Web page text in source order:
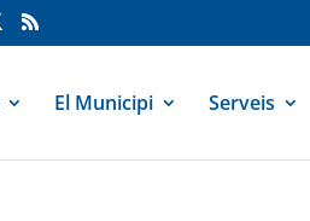
El Municipi Serveis